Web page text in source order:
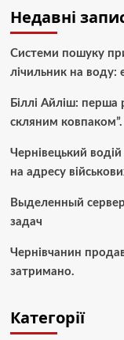
Недавні
Системи пошуку
лічильник на воду:
Біллі Айліш: перша
скляним ковпаком”.
Чернівецький
на адресу
Выделенный
задач
Чернівчанин
затримано.
Категорії